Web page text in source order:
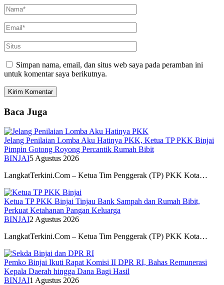
Simpan nama, email, dan situs web saya pada peramban ini
untuk komentar saya berikutnya.
Baca Juga
Jelang Penilaian Lomba Aku Hatinya PKK, Ketua TP PKK Binjai
Pimpin Gotong Royong Percantik Rumah Bibit
BINJAI5 Agustus 2026
LangkatTerkini.Com – Ketua Tim Penggerak (TP) PKK Kota…
Ketua TP PKK Binjai Tinjau Bank Sampah dan Rumah Bibit,
Perkuat Ketahanan Pangan Keluarga
BINJAI2 Agustus 2026
LangkatTerkini.Com – Ketua Tim Penggerak (TP) PKK Kota…
Pemko Binjai Ikuti Rapat Komisi II DPR RI, Bahas Remunerasi
Kepala Daerah hingga Dana Bagi Hasil
BINJAI1 Agustus 2026